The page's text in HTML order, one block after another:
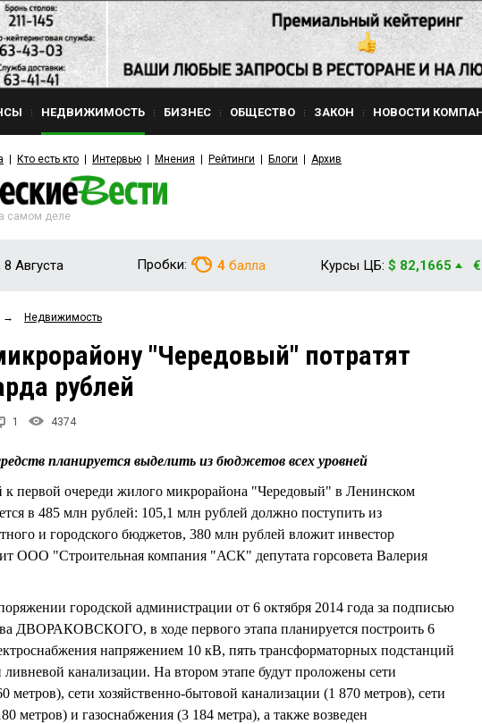
НЕДВИЖИМОСТЬ БИЗНЕС ОБЩЕСТВО ЗАКОН НОВОСТИ
Кто есть кто Интервью Мнения Рейтинги Блоги Архив
самом деле
Августа Пробки: 4 балла Курсы ЦБ: $ 82,1665
→ Недвижимость
"Чередовый" потратят
рублей
1 4374
планируется выделить из бюджетов всех уровней
к первой очереди жилого микрорайона "Чередовый" в Ленинском
в 485 млн рублей: 105,1 млн рублей должно поступить из
и городского бюджетов, 380 млн рублей вложит инвестор
ООО "Строительная компания "АСК" депутата горсовета Валерия
городской администрации от 6 октября 2014 года за подписью
ДВОРАКОВСКОГО, в ходе первого этапа планируется построить 6
напряжением 10 кВ, пять трансформаторных подстанций
ливневой канализации. На втором этапе будут проложены сети
метров), сети хозяйственно-бытовой канализации (1 870 метров), сети
метров) и газоснабжения (3 184 метра), а также возведен